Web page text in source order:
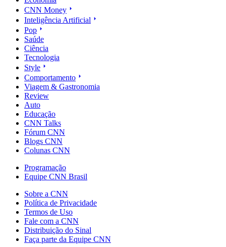
CNN Money
Inteligência Artificial
Pop
Saúde
Ciência
Tecnologia
Style
Comportamento
Viagem & Gastronomia
Review
Auto
Educação
CNN Talks
Fórum CNN
Blogs CNN
Colunas CNN
Programação
Equipe CNN Brasil
Sobre a CNN
Política de Privacidade
Termos de Uso
Fale com a CNN
Distribuição do Sinal
Faça parte da Equipe CNN